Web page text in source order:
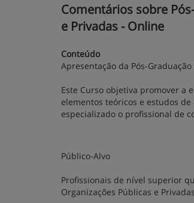
Comentários sobre
e Privadas - Online
Conteúdo
Apresentação da Pós-
Este Curso objetiva promover a
elementos teóricos e estudos
especializado o profissional de
Público-Alvo
Profissionais de nível superior
Organizações Públicas e